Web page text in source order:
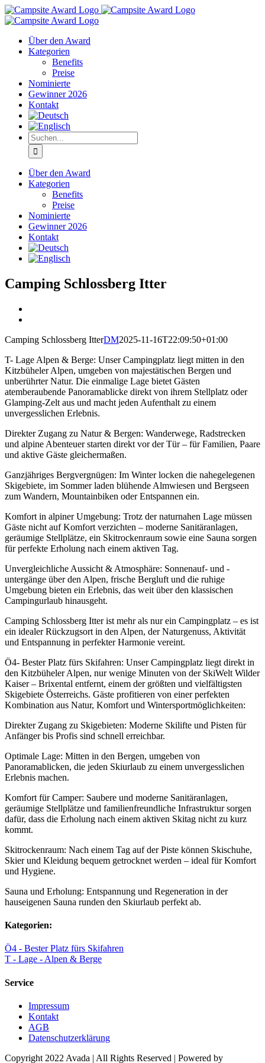
Zum
Inhalt
Über den Award
Kategorien
Benefits
Preise
Nominierte
Gewinner 2026
Kontakt
Suche
nach:
Über den Award
Kategorien
Benefits
Preise
Nominierte
Gewinner 2026
Kontakt
Camping Schlossberg Itter
Image
Camping Schlossberg ItterDM2025-11-16T22:09:50+01:00
T- Lage Alpen & Berge: Unser Campingplatz liegt mitten in den
Kitzbüheler Alpen, umgeben von majestätischen Bergen und
unberührter Natur. Die einmalige Lage bietet Gästen
atemberaubende Panoramablicke direkt von ihrem Stellplatz oder
Glamping-Zelt aus und macht jeden Aufenthalt zu einem
unvergesslichen Erlebnis.
Direkter Zugang zu Natur & Bergen: Wanderwege, Radstrecken
und alpine Abenteuer starten direkt vor der Tür – für Familien, Paare
und aktive Gäste gleichermaßen.
Ganzjähriges Bergvergnügen: Im Winter locken die nahegelegenen
Skigebiete, im Sommer laden blühende Almwiesen und Bergseen
zum Wandern, Mountainbiken oder Entspannen ein.
Komfort in alpiner Umgebung: Trotz der naturnahen Lage müssen
Gäste nicht auf Komfort verzichten – moderne Sanitäranlagen,
geräumige Stellplätze, ein Skitrockenraum sowie eine Sauna sorgen
für perfekte Erholung nach einem aktiven Tag.
Unvergleichliche Aussicht & Atmosphäre: Sonnenauf- und -
untergänge über den Alpen, frische Bergluft und die ruhige
Umgebung bieten ein Erlebnis, das weit über den klassischen
Campingurlaub hinausgeht.
Camping Schlossberg Itter ist mehr als nur ein Campingplatz – es ist
ein idealer Rückzugsort in den Alpen, der Naturgenuss, Aktivität
und Entspannung in perfekter Harmonie vereint.
Ö4- Bester Platz fürs Skifahren: Unser Campingplatz liegt direkt in
den Kitzbüheler Alpen, nur wenige Minuten von der SkiWelt Wilder
Kaiser – Brixental entfernt, einem der größten und vielfältigsten
Skigebiete Österreichs. Gäste profitieren von einer perfekten
Kombination aus Natur, Komfort und Wintersportmöglichkeiten:
Direkter Zugang zu Skigebieten: Moderne Skilifte und Pisten für
Anfänger bis Profis sind schnell erreichbar.
Optimale Lage: Mitten in den Bergen, umgeben von
Panoramablicken, die jeden Skiurlaub zu einem unvergesslichen
Erlebnis machen.
Komfort für Camper: Saubere und moderne Sanitäranlagen,
geräumige Stellplätze und familienfreundliche Infrastruktur sorgen
dafür, dass die Erholung nach einem aktiven Skitag nicht zu kurz
kommt.
Skitrockenraum: Nach einem Tag auf der Piste können Skischuhe,
Skier und Kleidung bequem getrocknet werden – ideal für Komfort
und Hygiene.
Sauna und Erholung: Entspannung und Regeneration in der
hauseigenen Sauna runden den Skiurlaub perfekt ab.
Kategorien:
Ö4 - Bester Platz fürs Skifahren
T - Lage - Alpen & Berge
Service
Impressum
Kontakt
AGB
Datenschutzerklärung
Copyright 2022 Avada | All Rights Reserved | Powered by